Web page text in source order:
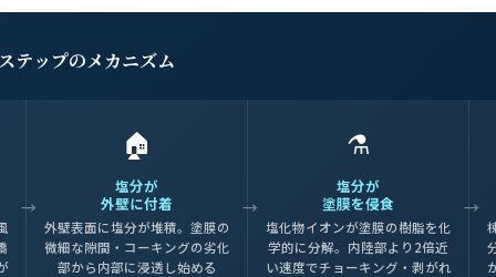
テップのメカニズム
🏠
塩分が
外壁に付着
外壁表面に塩分が堆積。塗膜の
微細な隙間・コーキングの劣化
部から内部に浸透し始める
⚗️
塩分が
塗膜を侵食
塩化物イオンが塗膜の樹脂を化
学的に分解。内陸部より2倍近
い速度でチョーキング・剥がれ